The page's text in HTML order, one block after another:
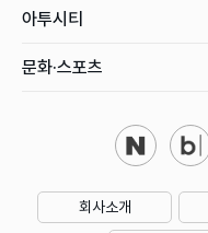
아투시티
문화·스포츠
회사소개